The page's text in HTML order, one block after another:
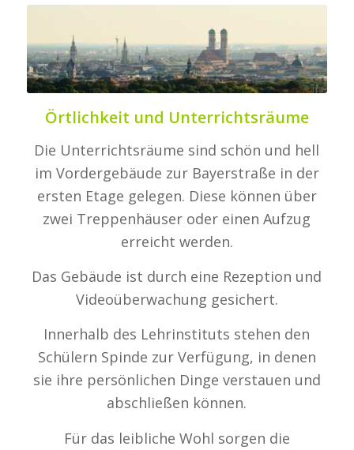
Örtlichkeit und Unterrichtsräume
Die Unterrichtsräume sind schön und hell
im Vordergebäude zur Bayerstraße in der
ersten Etage gelegen. Diese können über
zwei Treppenhäuser oder einen Aufzug
erreicht werden.
Das Gebäude ist durch eine Rezeption und
Videoüberwachung gesichert.
Innerhalb des Lehrinstituts stehen den
Schülern Spinde zur Verfügung, in denen
sie ihre persönlichen Dinge verstauen und
abschließen können.
Für das leibliche Wohl sorgen die